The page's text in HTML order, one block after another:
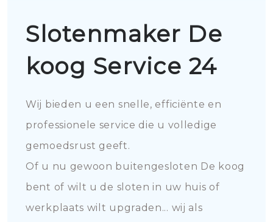
Slotenmaker De
koog Service 24
Wij bieden u een snelle, efficiënte en
professionele service die u volledige
gemoedsrust geeft.
Of u nu gewoon buitengesloten De koog
bent of wilt u de sloten in uw huis of
werkplaats wilt upgraden... wij als